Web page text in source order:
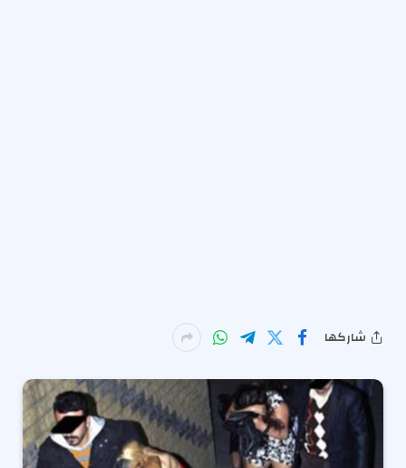
شاركها